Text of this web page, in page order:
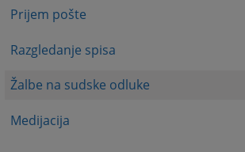
Prijem pošte
Razgledanje spisa
Žalbe na sudske odluke
Medijacija